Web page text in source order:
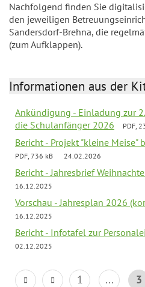
Nachfolgend finden Sie
den jeweiligen
Sandersdorf-Brehna, die
(zum Aufklappen).
Informationen aus der
Ankündigung - Einladung zur
die Schulanfänger 2026
PDF,
Bericht - Projekt "kleine Meise"
PDF, 736 kB 24.02.2026
Bericht - Jahresbrief
16.12.2025
Vorschau - Jahresplan 2026
16.12.2025
Bericht - Infotafel zur
02.12.2025
1 ... 3